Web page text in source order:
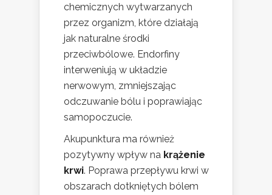
chemicznych wytwarzanych
przez organizm, które działają
jak naturalne środki
przeciwbólowe. Endorfiny
interweniują w układzie
nerwowym, zmniejszając
odczuwanie bólu i poprawiając
samopoczucie.
Akupunktura ma również
pozytywny wpływ na krążenie
krwi. Poprawa przepływu krwi w
obszarach dotkniętych bólem